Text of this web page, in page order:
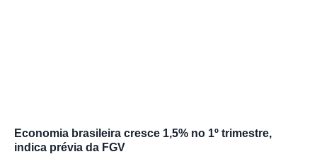
Economia brasileira cresce 1,5% no 1º trimestre,
indica prévia da FGV